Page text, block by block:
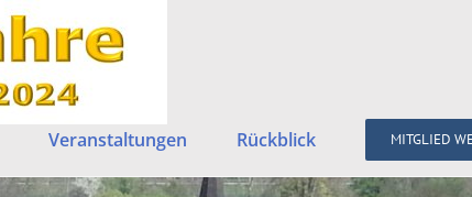
Veranstaltungen Rückblick MITGLIED